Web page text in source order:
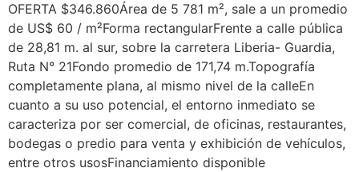
OFERTA $346.860Área de 5 781 m², sale a un promedio
de US$ 60 / m²Forma rectangularFrente a calle pública
de 28,81 m. al sur, sobre la carretera Liberia- Guardia,
Ruta N° 21Fondo promedio de 171,74 m.Topografía
completamente plana, al mismo nivel de la calleEn
cuanto a su uso potencial, el entorno inmediato se
caracteriza por ser comercial, de oficinas, restaurantes,
bodegas o predio para venta y exhibición de vehículos,
entre otros usosFinanciamiento disponible